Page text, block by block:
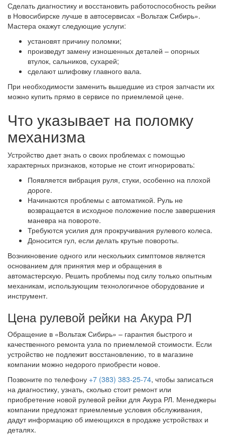
Сделать диагностику и восстановить работоспособность рейки
в Новосибирске лучше в автосервисах «Вольтаж Сибирь».
Мастера окажут следующие услуги:
установят причину поломки;
произведут замену изношенных деталей – опорных
втулок, сальников, сухарей;
сделают шлифовку главного вала.
При необходимости заменить вышедшие из строя запчасти их
можно купить прямо в сервисе по приемлемой цене.
Что указывает на поломку
механизма
Устройство дает знать о своих проблемах с помощью
характерных признаков, которые не стоит игнорировать:
Появляется вибрация руля, стуки, особенно на плохой
дороге.
Начинаются проблемы с автоматикой. Руль не
возвращается в исходное положение после завершения
маневра на повороте.
Требуются усилия для прокручивания рулевого колеса.
Доносится гул, если делать крутые повороты.
Возникновение одного или нескольких симптомов является
основанием для принятия мер и обращения в
автомастерскую. Решить проблемы под силу только опытным
механикам, использующим технологичное оборудование и
инструмент.
Цена рулевой рейки на Акура РЛ
Обращение в «Вольтаж Сибирь» – гарантия быстрого и
качественного ремонта узла по приемлемой стоимости. Если
устройство не подлежит восстановлению, то в магазине
компании можно недорого приобрести новое.
Позвоните по телефону +7 (383) 383-25-74, чтобы записаться
на диагностику, узнать, сколько стоит ремонт или
приобретение новой рулевой рейки для Акура РЛ. Менеджеры
компании предложат приемлемые условия обслуживания,
дадут информацию об имеющихся в продаже устройствах и
деталях.